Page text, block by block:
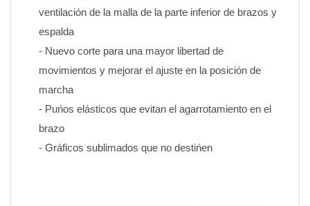
ventilación de la malla de la parte inferior de brazos y
espalda
- Nuevo corte para una mayor libertad de
movimientos y mejorar el ajuste en la posición de
marcha
- Puńos elásticos que evitan el agarrotamiento en el
brazo
- Gráficos sublimados que no destińen